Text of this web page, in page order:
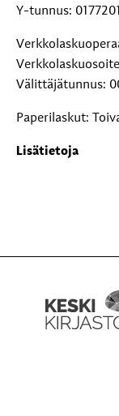
Y-tunnus:
Välittäjätunnus:
Paperilaskut:
Lisätietoja